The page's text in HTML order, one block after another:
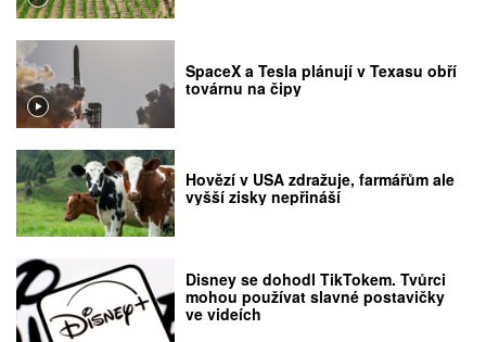
SpaceX a Tesla plánují v Texasu obří
továrnu na čipy
Hovězí v USA zdražuje, farmářům ale
vyšší zisky nepřináší
Disney se dohodl TikTokem. Tvůrci
mohou používat slavné postavičky
ve videích